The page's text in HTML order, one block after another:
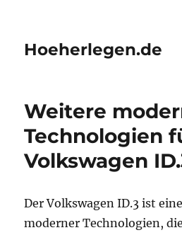
Hoeherlegen.de
Weitere
Technologien
Volkswagen
Der Volkswagen ID.3 ist
moderner Technologien,